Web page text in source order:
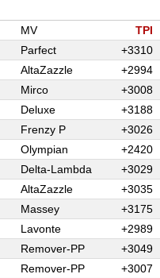
MV TPI
Parfect +3310
AltaZazzle +2994
Mirco +3008
Deluxe +3188
Frenzy P +3026
Olympian +2420
Delta-Lambda +3029
AltaZazzle +3035
Massey +3175
Lavonte +2989
Remover-PP +3049
Remover-PP +3007